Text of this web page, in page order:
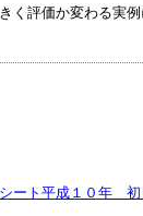
く評価か変わる実例
ート平成１０年 初